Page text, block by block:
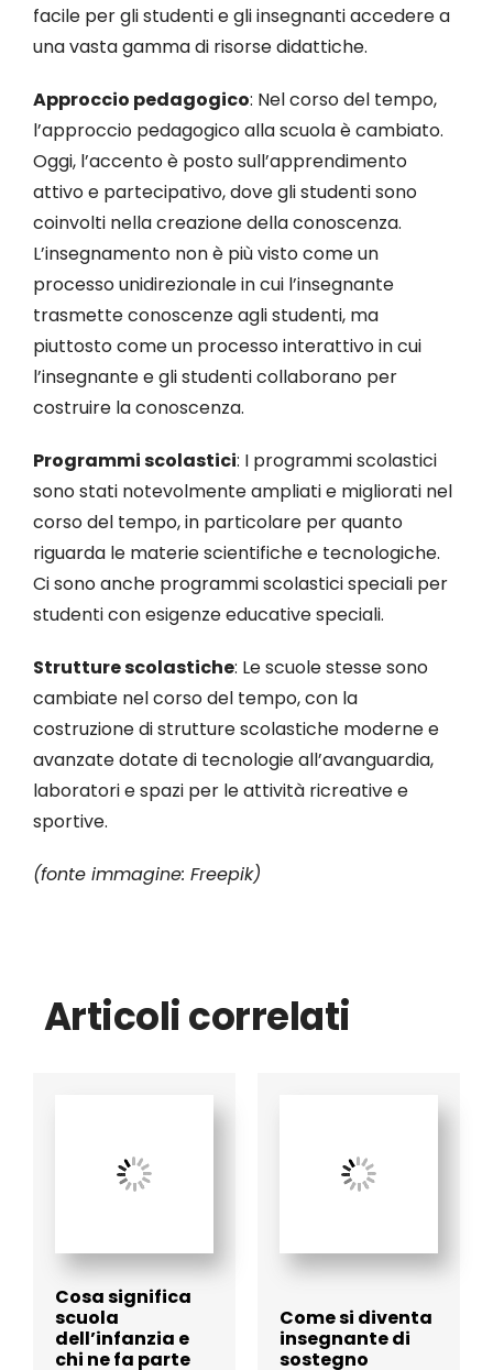
facile per gli studenti e gli insegnanti accedere a
una vasta gamma di risorse didattiche.
Approccio pedagogico: Nel corso del tempo,
l’approccio pedagogico alla scuola è cambiato.
Oggi, l’accento è posto sull’apprendimento
attivo e partecipativo, dove gli studenti sono
coinvolti nella creazione della conoscenza.
L’insegnamento non è più visto come un
processo unidirezionale in cui l’insegnante
trasmette conoscenze agli studenti, ma
piuttosto come un processo interattivo in cui
l’insegnante e gli studenti collaborano per
costruire la conoscenza.
Programmi scolastici: I programmi scolastici
sono stati notevolmente ampliati e migliorati nel
corso del tempo, in particolare per quanto
riguarda le materie scientifiche e tecnologiche.
Ci sono anche programmi scolastici speciali per
studenti con esigenze educative speciali.
Strutture scolastiche: Le scuole stesse sono
cambiate nel corso del tempo, con la
costruzione di strutture scolastiche moderne e
avanzate dotate di tecnologie all’avanguardia,
laboratori e spazi per le attività ricreative e
sportive.
(fonte immagine: Freepik)
Articoli correlati
Cosa significa
scuola
dell’infanzia e
chi ne fa parte
Come si diventa
insegnante di
sostegno